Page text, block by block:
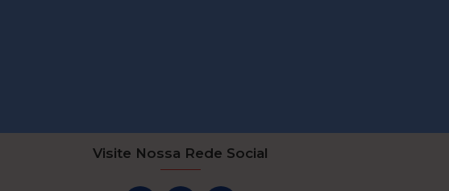
- Este bastão é inquebrável?
Resp.: NÃO, ele é construído com PVC
resistência, mas não o torna inquebrável.
- Consigo diminuir o comprimento do bastão?
Visite Nossa Rede Social